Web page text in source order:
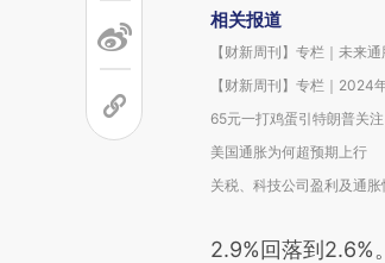
相关报道
【财新周刊】专栏｜未来
【财新周刊】专栏｜2024
65元一打鸡蛋引特朗普关
美国通胀为何超预期上行
关税、科技公司盈利及通
2.9%回落到2.6%。